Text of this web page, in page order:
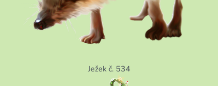
Ježek č. 534